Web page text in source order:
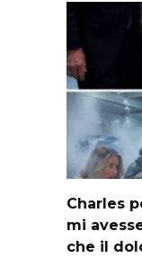
Charles
mi
che il